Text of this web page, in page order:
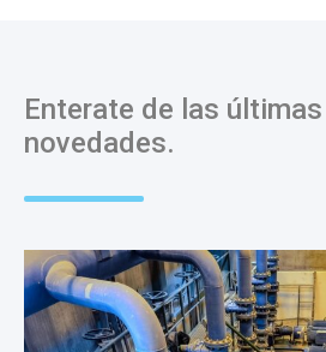
Enterate de las últimas
novedades.